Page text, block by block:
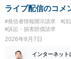
ライブ配信のコメ
#発信者情報開示請求 #誹
#訴訟・損害賠償請求
2026年8月7日
インターネット